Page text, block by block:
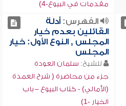
مقدمات في البيوع-4)
الفهرس:أدلة
القائلين بعدم خيار
المجلس , النوع الأول: خيار
المجلس
للشيخ: سلمان العودة
جزء من محاضرة ( شرح العمدة
(الأمالي) - كتاب البيوع – باب
الخيار -1)